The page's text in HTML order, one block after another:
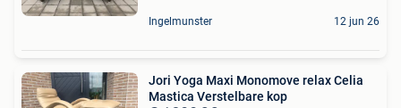
Ingelmunster 12 jun 26
Jori Yoga Maxi Monomove relax Celia
Mastica Verstelbare kop